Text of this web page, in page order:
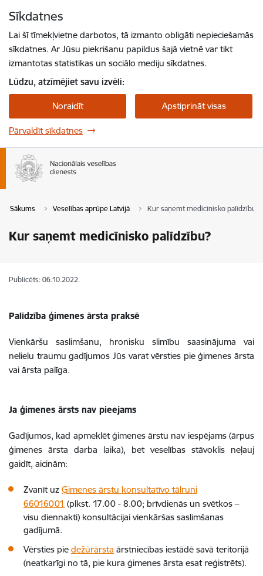
Sīkdatnes
Lai šī tīmekļvietne darbotos, tā izmanto obligāti nepieciešamās
sīkdatnes. Ar Jūsu piekrišanu papildus šajā vietnē var tikt
izmantotas statistikas un sociālo mediju sīkdatnes.
Lūdzu, atzīmējiet savu izvēli:
Noraidīt Apstiprināt visas
Pārvaldīt sīkdatnes
Sākums Veselības aprūpe Latvijā Kur saņemt medicīnisko palīdzību?
Kur saņemt medicīnisko palīdzību?
Publicēts: 06.10.2022.
Palīdzība ģimenes ārsta praksē
Vienkāršu saslimšanu, hronisku slimību saasinājuma vai
nelielu traumu gadījumos Jūs varat vērsties pie ģimenes ārsta
vai ārsta palīga.
Ja ģimenes ārsts nav pieejams
Gadījumos, kad apmeklēt ģimenes ārstu nav iespējams (ārpus
ģimenes ārsta darba laika), bet veselības stāvoklis neļauj
gaidīt, aicinām:
Zvanīt uz Ģimenes ārstu konsultatīvo tālruni
66016001 (plkst. 17.00 - 8.00; brīvdienās un svētkos –
visu diennakti) konsultācijai vienkāršas saslimšanas
gadījumā.
Vērsties pie dežūrārsta ārstniecības iestādē savā teritorijā
(neatkarīgi no tā, pie kura ģimenes ārsta esat reģistrēts).